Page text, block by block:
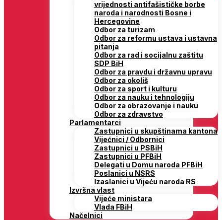
vrijednosti antifašističke borbe
naroda i narodnosti Bosne i
Hercegovine
Odbor za turizam
Odbor za reformu ustava i ustavna
pitanja
Odbor za rad i socijalnu zaštitu
SDP BiH
Odbor za pravdu i državnu upravu
Odbor za okoliš
Odbor za sport i kulturu
Odbor za nauku i tehnologiju
Odbor za obrazovanje i nauku
Odbor za zdravstvo
Parlamentarci
Zastupnici u skupštinama kantona
Vijećnici / Odbornici
Zastupnici u PSBiH
Zastupnici u PFBiH
Delegati u Domu naroda PFBiH
Poslanici u NSRS
Izaslanici u Vijeću naroda RS
Izvršna vlast
Vijeće ministara
Vlada FBiH
Načelnici